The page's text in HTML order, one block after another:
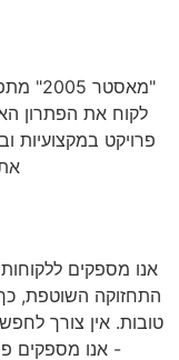
לקוח את הפתרון
פרויקט במקצועיות
אנו מספקים
התחזוקה השוטפת,
טובות. אין צורך
- אנו מספקים